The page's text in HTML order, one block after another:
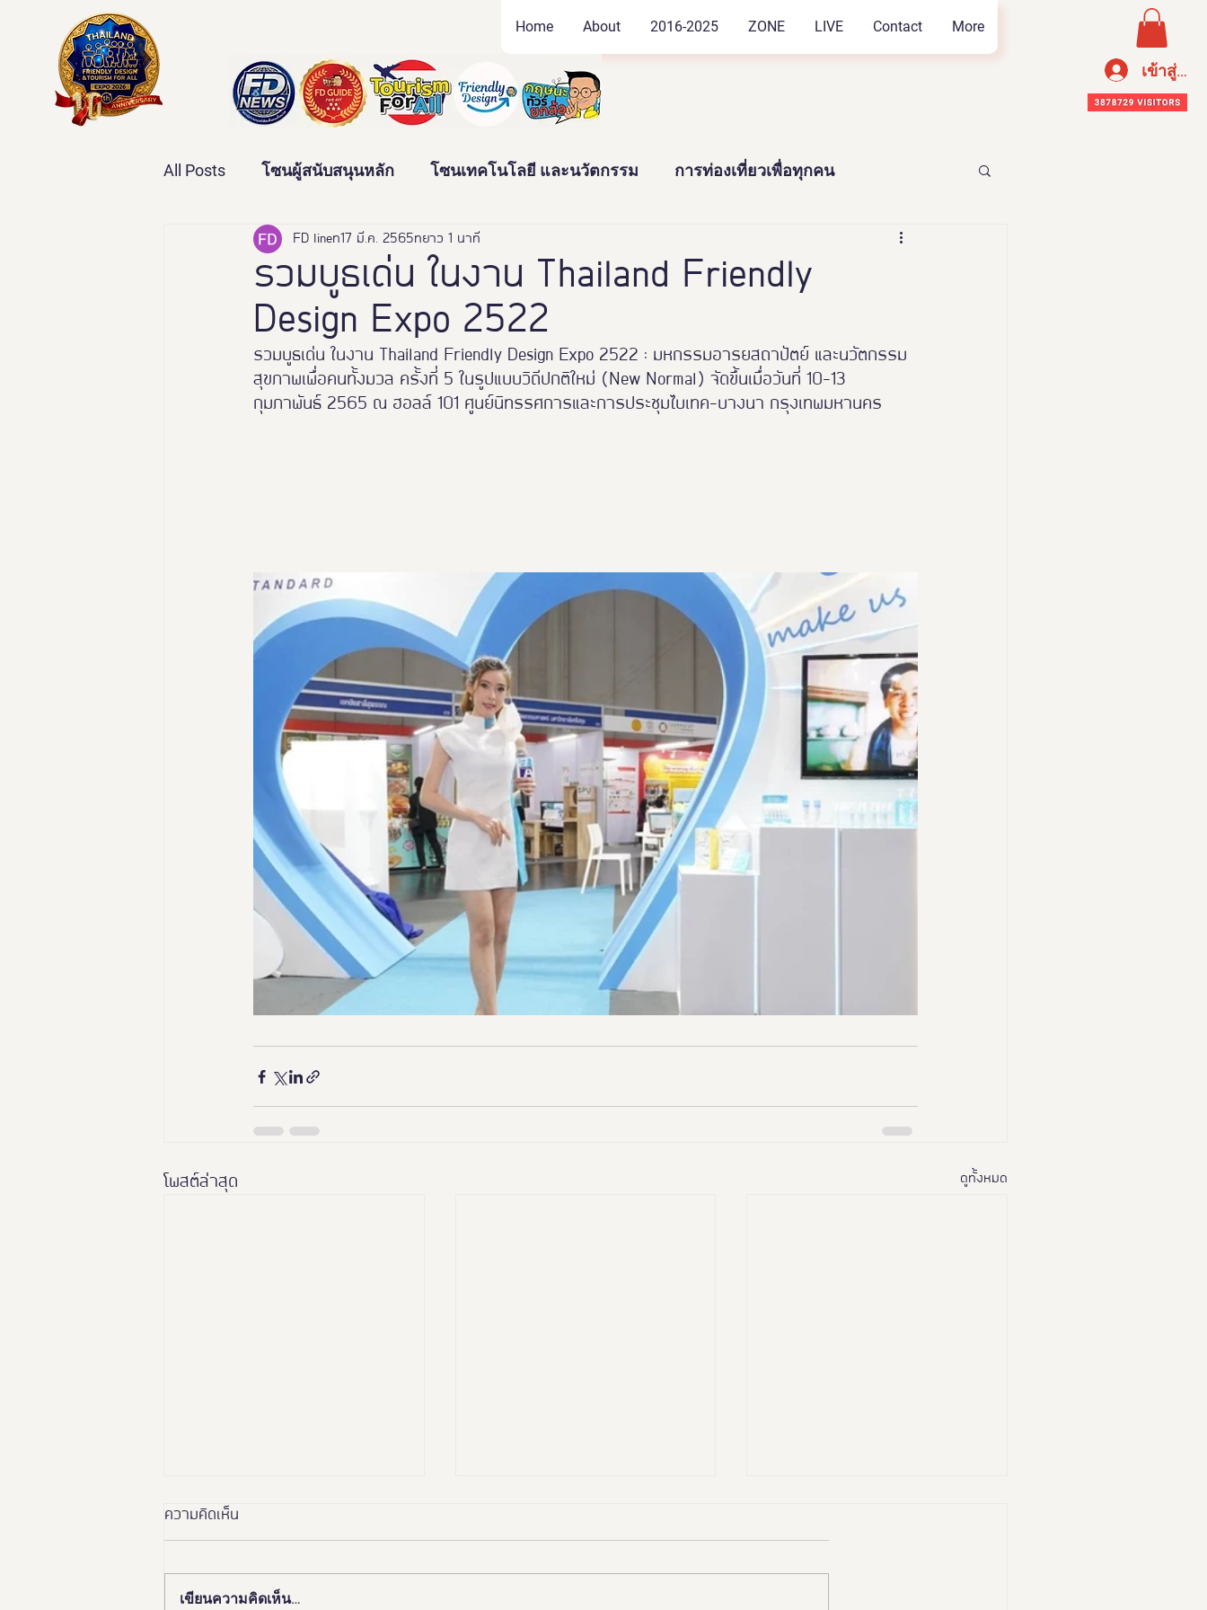
Home About 2016-2025 ZONE LIVE Contact More
เข้าสู่ระ
All Posts โซนผู้สนับสนุนหลัก โซนเทคโนโลยี และนวัตกรรม การท่องเที่ยวเพื่อทุกคน
เทคโนโลยีเพื่อสุขภาพ วัฒนธรรม และสินค้าชุมชน อาหารเพือสุขภาพ
บ้านและคุณภาพชีวิต ข่าว News Thailand Friendly Design Expo2022
มหกรรมอารยสถาปัตย์เพื่อคนทั้งมวล คร นางงามจิตอาสา Miss Friendly Design Thailand 2023
รวมบูธเด่น ในงาน Thailand Friendly
Design Expo 2522
FD line 17 มี.ค. 2565 ยาว 1 นาที
รวมบูธเด่น ในงาน Thailand Friendly Design Expo 2522 : มหกรรมอารยสถาปัตย์ และนวัตกรรม
สุขภาพเพื่อคนทั้งมวล ครั้งที่ 5 ในรูปแบบวิถีปกติใหม่ (New Normal) จัดขึ้นเมื่อวันที่ 10-13
กุมภาพันธ์ 2565 ณ ฮอลล์ 101 ศูนย์นิทรรศการและการประชุมไบเทค-บางนา กรุงเทพมหานคร
โพสต์ล่าสุด ดูทั้งหมด
ความคิดเห็น
เขียนความคิดเห็น…